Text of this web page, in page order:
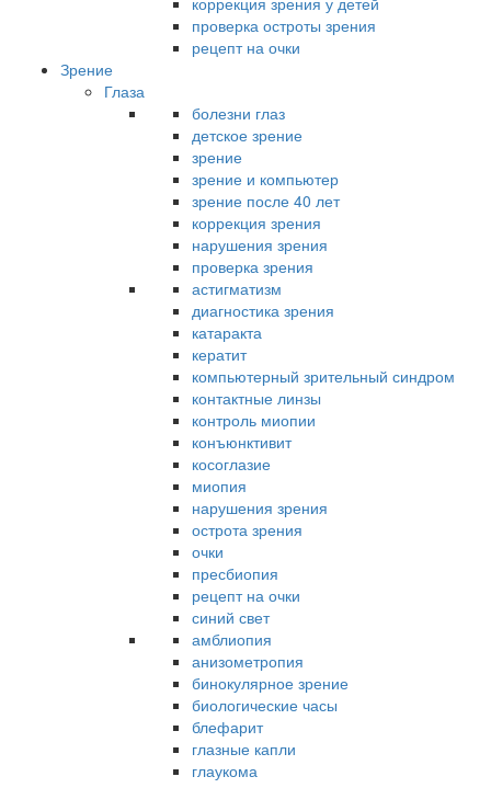
проверка остроты зрения
рецепт на очки
Зрение
Глаза
болезни глаз
детское зрение
зрение
зрение и компьютер
зрение после 40 лет
коррекция зрения
нарушения зрения
проверка зрения
астигматизм
диагностика зрения
катаракта
кератит
компьютерный зрительный синдром
контактные линзы
контроль миопии
конъюнктивит
косоглазие
миопия
нарушения зрения
острота зрения
очки
пресбиопия
рецепт на очки
синий свет
амблиопия
анизометропия
бинокулярное зрение
биологические часы
блефарит
глазные капли
глаукома